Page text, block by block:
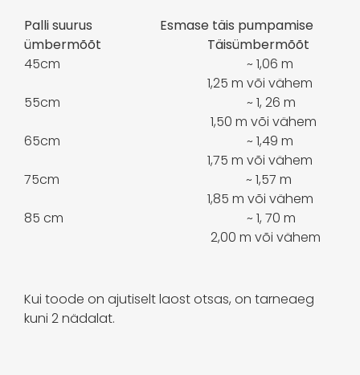
Palli suurus Esmase täis pumpamise
ümbermõõt Täisümbermõõt
45cm ~ 1,06 m
1,25 m või vähem
55cm ~ 1, 26 m
1,50 m või vähem
65cm ~ 1,49 m
1,75 m või vähem
75cm ~ 1,57 m
1,85 m või vähem
85 cm ~ 1, 70 m
2,00 m või vähem
Kui toode on ajutiselt laost otsas, on tarneaeg
kuni 2 nädalat.